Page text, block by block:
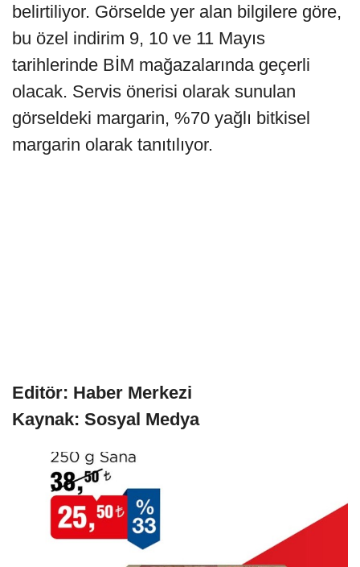
belirtiliyor. Görselde yer alan bilgilere göre,
bu özel indirim 9, 10 ve 11 Mayıs
tarihlerinde BİM mağazalarında geçerli
olacak. Servis önerisi olarak sunulan
görseldeki margarin, %70 yağlı bitkisel
margarin olarak tanıtılıyor.
Editör: Haber Merkezi
Kaynak: Sosyal Medya